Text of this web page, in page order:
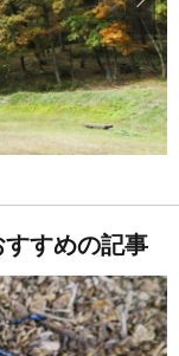
すめの記事